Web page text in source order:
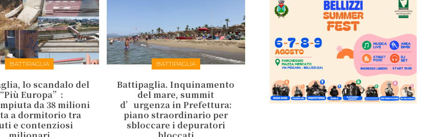
BATTIPAGLIA
lo scandalo del
“Più Europa”:
da 38 milioni
a dormitorio tra
e contenziosi
BATTIPAGLIA
Battipaglia. Inquinamento
del mare, summit
d’urgenza in Prefettura:
piano straordinario per
sbloccare i depuratori